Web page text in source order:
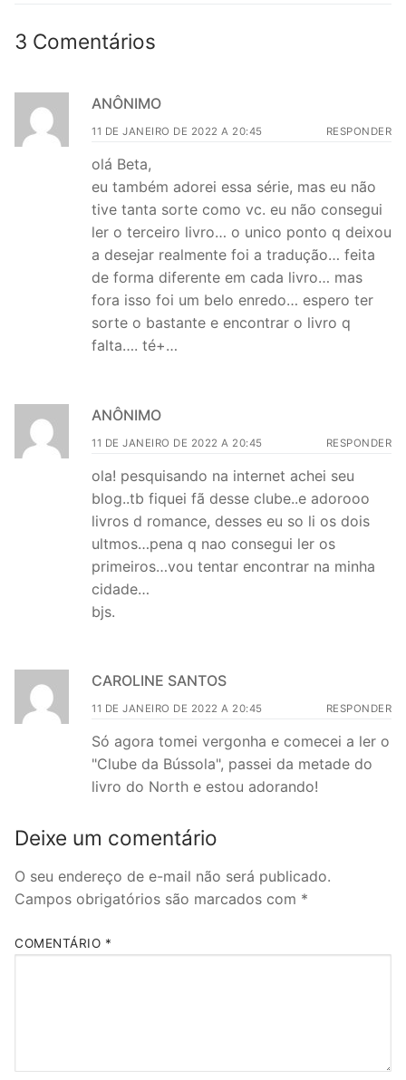
3 Comentários
ANÔNIMO
11 DE JANEIRO DE 2022 A 20:45 RESPONDER
olá Beta,
eu também adorei essa série, mas eu não
tive tanta sorte como vc. eu não consegui
ler o terceiro livro… o unico ponto q deixou
a desejar realmente foi a tradução… feita
de forma diferente em cada livro… mas
fora isso foi um belo enredo… espero ter
sorte o bastante e encontrar o livro q
falta…. té+…
ANÔNIMO
11 DE JANEIRO DE 2022 A 20:45 RESPONDER
ola! pesquisando na internet achei seu
blog..tb fiquei fã desse clube..e adorooo
livros d romance, desses eu so li os dois
ultmos…pena q nao consegui ler os
primeiros…vou tentar encontrar na minha
cidade…
bjs.
CAROLINE SANTOS
11 DE JANEIRO DE 2022 A 20:45 RESPONDER
Só agora tomei vergonha e comecei a ler o
"Clube da Bússola", passei da metade do
livro do North e estou adorando!
Deixe um comentário
O seu endereço de e-mail não será publicado.
Campos obrigatórios são marcados com *
COMENTÁRIO *